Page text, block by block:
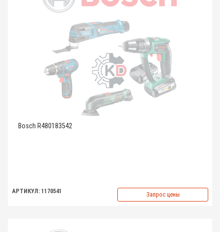
Bosch R480183542
АРТИКУЛ: 1170541 Запрос цены